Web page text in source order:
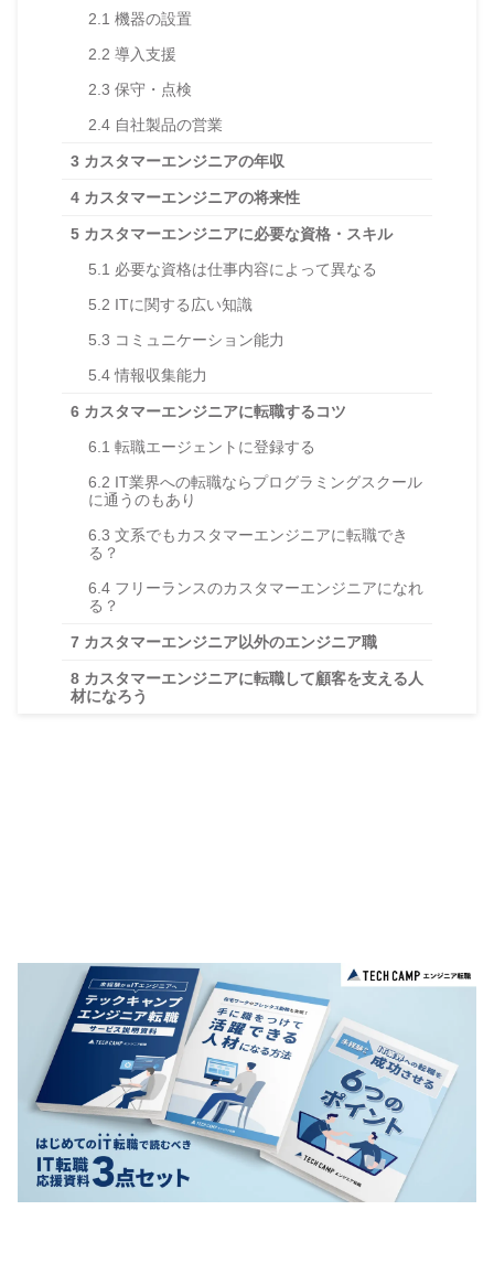
2.1 機器の設置
2.2 導入支援
2.3 保守・点検
2.4 自社製品の営業
3 カスタマーエンジニアの年収
4 カスタマーエンジニアの将来性
5 カスタマーエンジニアに必要な資格・スキル
5.1 必要な資格は仕事内容によって異なる
5.2 ITに関する広い知識
5.3 コミュニケーション能力
5.4情報収集能力
6 カスタマーエンジニアに転職するコツ
6.1 転職エージェントに登録する
6.2 IT業界への転職ならプログラミングスクール
に通うのもあり
6.3 文系でもカスタマーエンジニアに転職でき
る？
6.4 フリーランスのカスタマーエンジニアになれ
る？
7 カスタマーエンジニア以外のエンジニア職
8 カスタマーエンジニアに転職して顧客を支える人
材になろう